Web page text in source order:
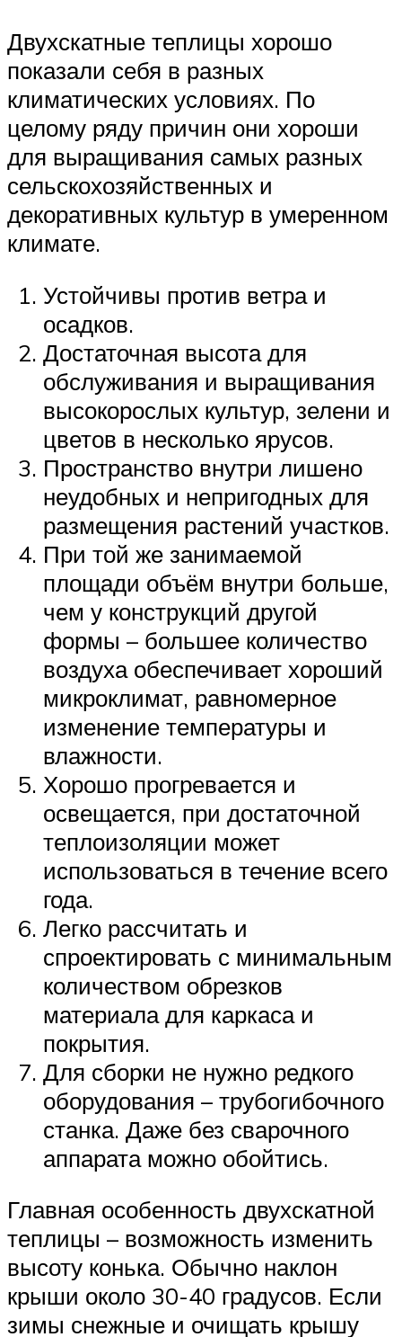
Двухскатные теплицы хорошо
показали себя в разных
климатических условиях. По
целому ряду причин они хороши
для выращивания самых разных
сельскохозяйственных и
декоративных культур в умеренном
климате.
Устойчивы против ветра и
осадков.
Достаточная высота для
обслуживания и выращивания
высокорослых культур, зелени и
цветов в несколько ярусов.
Пространство внутри лишено
неудобных и непригодных для
размещения растений участков.
При той же занимаемой
площади объём внутри больше,
чем у конструкций другой
формы – большее количество
воздуха обеспечивает хороший
микроклимат, равномерное
изменение температуры и
влажности.
Хорошо прогревается и
освещается, при достаточной
теплоизоляции может
использоваться в течение всего
года.
Легко рассчитать и
спроектировать с минимальным
количеством обрезков
материала для каркаса и
покрытия.
Для сборки не нужно редкого
оборудования – трубогибочного
станка. Даже без сварочного
аппарата можно обойтись.
Главная особенность двухскатной
теплицы – возможность изменить
высоту конька. Обычно наклон
крыши около 30-40 градусов. Если
зимы снежные и очищать крышу